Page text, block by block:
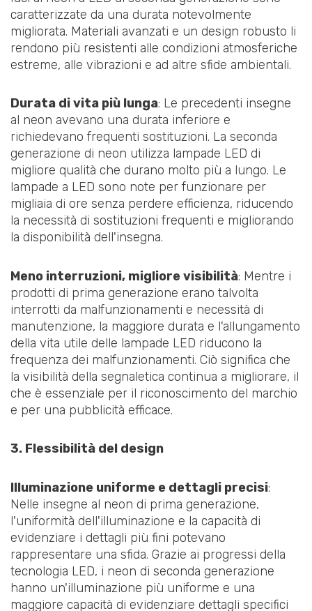
caratterizzate da una durata notevolmente
migliorata. Materiali avanzati e un design robusto li
rendono più resistenti alle condizioni atmosferiche
estreme, alle vibrazioni e ad altre sfide ambientali.
Durata di vita più lunga: Le precedenti insegne
al neon avevano una durata inferiore e
richiedevano frequenti sostituzioni. La seconda
generazione di neon utilizza lampade LED di
migliore qualità che durano molto più a lungo. Le
lampade a LED sono note per funzionare per
migliaia di ore senza perdere efficienza, riducendo
la necessità di sostituzioni frequenti e migliorando
la disponibilità dell'insegna.
Meno interruzioni, migliore visibilità: Mentre i
prodotti di prima generazione erano talvolta
interrotti da malfunzionamenti e necessità di
manutenzione, la maggiore durata e l'allungamento
della vita utile delle lampade LED riducono la
frequenza dei malfunzionamenti. Ciò significa che
la visibilità della segnaletica continua a migliorare, il
che è essenziale per il riconoscimento del marchio
e per una pubblicità efficace.
3. Flessibilità del design
Illuminazione uniforme e dettagli precisi:
Nelle insegne al neon di prima generazione,
l'uniformità dell'illuminazione e la capacità di
evidenziare i dettagli più fini potevano
rappresentare una sfida. Grazie ai progressi della
tecnologia LED, i neon di seconda generazione
hanno un'illuminazione più uniforme e una
maggiore capacità di evidenziare dettagli specifici